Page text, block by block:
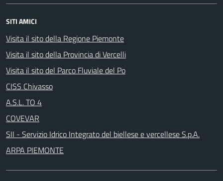
SITI AMICI
Visita il sito della Regione Piemonte
Visita il sito della Provincia di Vercelli
Visita il sito del Parco Fluviale del Po
CISS Chivasso
A.S.L. TO 4
COVEVAR
SII - Servizio Idrico Integrato del biellese e vercellese S.p.A.
ARPA PIEMONTE